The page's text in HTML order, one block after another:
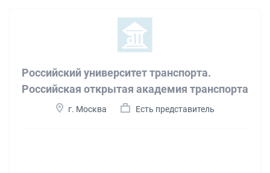
Российский университет транспорта.
Российская открытая академия транспорта
г. Москва Есть представитель